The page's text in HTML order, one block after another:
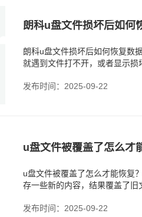
朗科u盘文件损坏后如何
朗科u盘文件损坏后如何恢复数
就遇到文件打不开，或者显示损
发布时间：2025-09-22
u盘文件被覆盖了怎么才
u盘文件被覆盖了怎么才能恢复
存一些新的内容，结果覆盖了
发布时间：2025-09-22